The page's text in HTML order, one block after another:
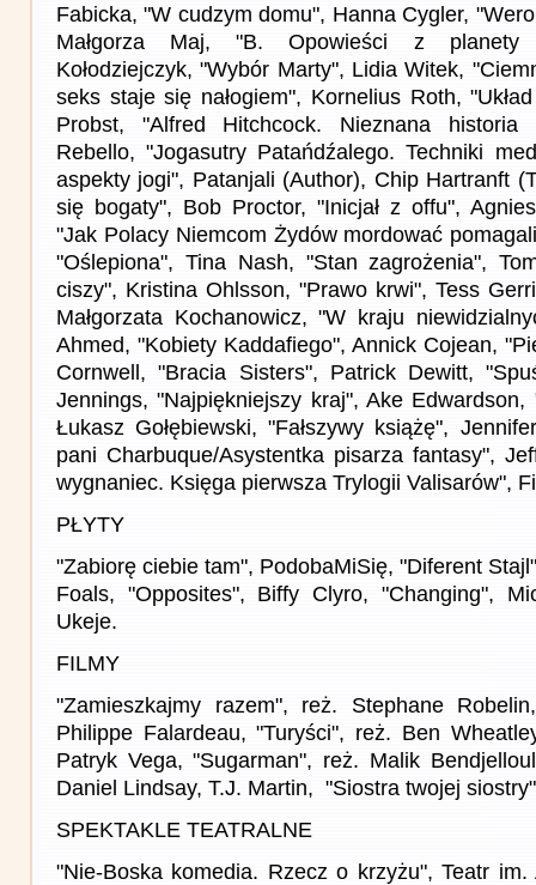
Fabicka, "W cudzym domu", Hanna Cygler,
Małgorza Maj, "B. Opowieści z planety
Kołodziejczyk, "Wybór Marty", Lidia Witek,
seks staje się nałogiem", Kornelius Roth,
Probst, "Alfred Hitchcock. Nieznana historia
Rebello, "Jogasutry Patańdźalego. Techniki
aspekty jogi", Patanjali (Author), Chip Hartranft
się bogaty", Bob Proctor, "Inicjał z offu",
"Jak Polacy Niemcom Żydów mordować
"Oślepiona", Tina Nash, "Stan zagrożenia",
ciszy", Kristina Ohlsson, "Prawo krwi", Tess
Małgorzata Kochanowicz, "W kraju
Ahmed, "Kobiety Kaddafiego", Annick Cojean,
Cornwell, "Bracia Sisters", Patrick Dewitt,
Jennings, "Najpiękniejszy kraj", Ake Edwardson,
Łukasz Gołębiewski, "Fałszywy książę",
pani Charbuque/Asystentka pisarza fantasy",
wygnaniec. Księga pierwsza Trylogii Valisarów",
PŁYTY
"Zabiorę ciebie tam", PodobaMiSię, "Diferent
Foals, "Opposites", Biffy Clyro, "Changing",
Ukeje.
FILMY
"Zamieszkajmy razem", reż. Stephane
Philippe Falardeau, "Turyści", reż. Ben
Patryk Vega, "Sugarman", reż. Malik
Daniel Lindsay, T.J. Martin, "Siostra twojej
SPEKTAKLE TEATRALNE
"Nie-Boska komedia. Rzecz o krzyżu", Teatr